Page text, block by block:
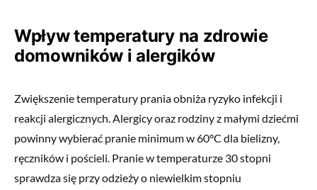
Wpływ temperatury na zdrowie
domowników i alergików
Zwiększenie temperatury prania obniża ryzyko infekcji i
reakcji alergicznych. Alergicy oraz rodziny z małymi dziećmi
powinny wybierać pranie minimum w 60°C dla bielizny,
ręczników i pościeli. Pranie w temperaturze 30 stopni
sprawdza się przy odzieży o niewielkim stopniu